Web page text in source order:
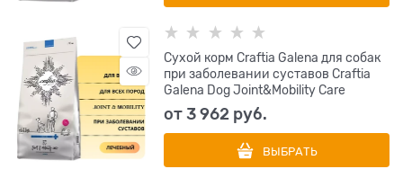
Сухой корм Craftia Galena для собак
при заболевании суставов Craftia
Galena Dog Joint&Мobility Care
от3 962 руб.
ВЫБРАТЬ